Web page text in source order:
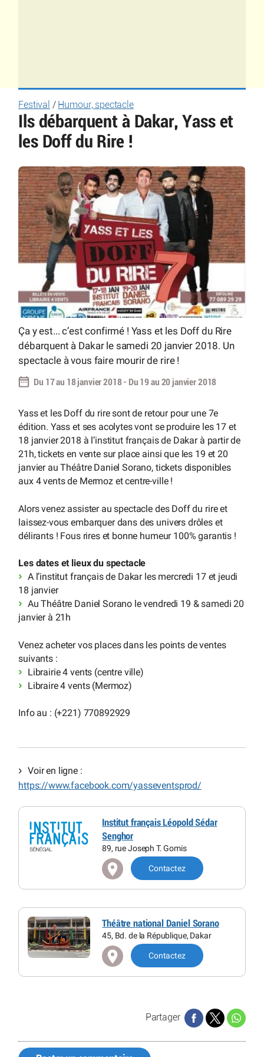
Festival / Humour, spectacle
Ils débarquent à Dakar, Yass et
les Doff du Rire !
Ça y est... c’est confirmé ! Yass et les Doff du Rire
débarquent à Dakar le samedi 20 janvier 2018. Un
spectacle à vous faire mourir de rire !
Du 17 au 18 janvier 2018 - Du 19 au 20 janvier 2018
Yass et les Doff du rire sont de retour pour une 7e
édition. Yass et ses acolytes vont se produire les 17 et
18 janvier 2018 à l’institut français de Dakar à partir de
21h, tickets en vente sur place ainsi que les 19 et 20
janvier au Théâtre Daniel Sorano, tickets disponibles
aux 4 vents de Mermoz et centre-ville !
Alors venez assister au spectacle des Doff du rire et
laissez-vous embarquer dans des univers drôles et
délirants ! Fous rires et bonne humeur 100% garantis !
Les dates et lieux du spectacle
A l’institut français de Dakar les mercredi 17 et jeudi
18 janvier
Au Théâtre Daniel Sorano le vendredi 19 & samedi 20
janvier à 21h
Venez acheter vos places dans les points de ventes
suivants :
Librairie 4 vents (centre ville)
Libraire 4 vents (Mermoz)
Info au : (+221) 770892929
Voir en ligne :
https://www.facebook.com/yasseventsprod/
Institut français Léopold Sédar
Senghor
89, rue Joseph T. Gomis
Contactez
Théâtre national Daniel Sorano
45, Bd. de la République, Dakar
Contactez
Partager